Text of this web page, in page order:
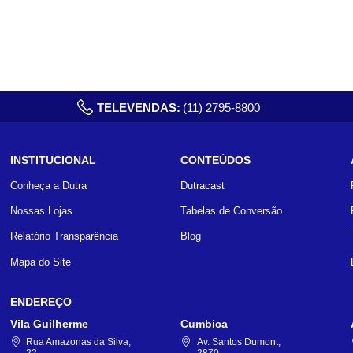
TELEVENDAS: (11) 2795-8800
INSTITUCIONAL
Conheça a Dutra
Nossas Lojas
Relatório Transparência
Mapa do Site
CONTEÚDOS
Dutracast
Tabelas de Conversão
Blog
ENDEREÇO
Vila Guilherme
Rua Amazonas da Silva,
Cumbica
Av. Santos Dumont,